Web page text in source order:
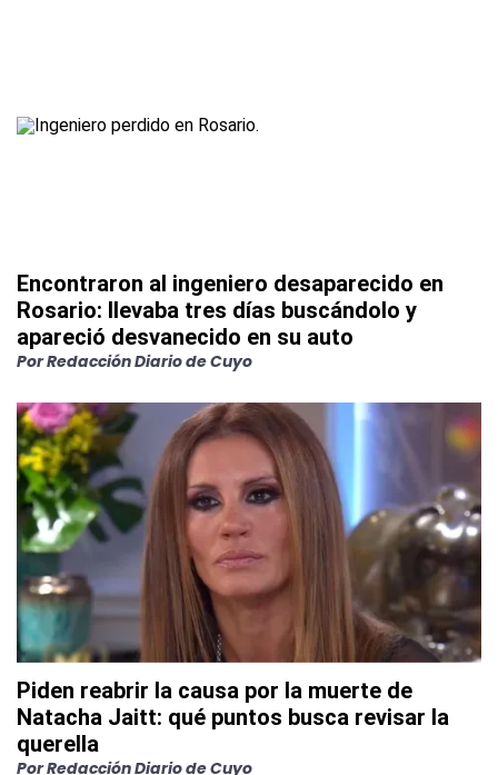
Encontraron al ingeniero desaparecido en
Rosario: llevaba tres días buscándolo y
apareció desvanecido en su auto
PorRedacción Diario de Cuyo
Piden reabrir la causa por la muerte de
Natacha Jaitt: qué puntos busca revisar la
querella
PorRedacción Diario de Cuyo